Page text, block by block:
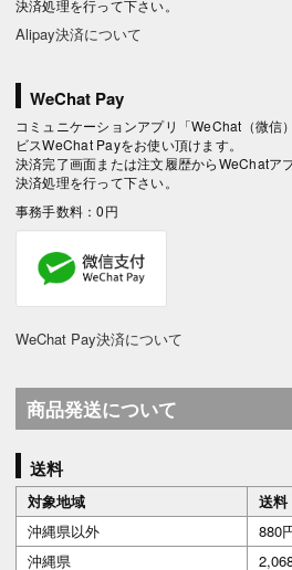
決済処理を行って下さい。
Alipay決済について
WeChat Pay
コミュニケーションアプリ「WeChat（微信
ビスWeChat Payをお使い頂けます。
決済完了画面または注文履歴からWeChatア
決済処理を行って下さい。
事務手数料：0円
WeChat Pay決済について
商品発送について
送料
対象地域
送料
沖縄県以外
880
沖縄県